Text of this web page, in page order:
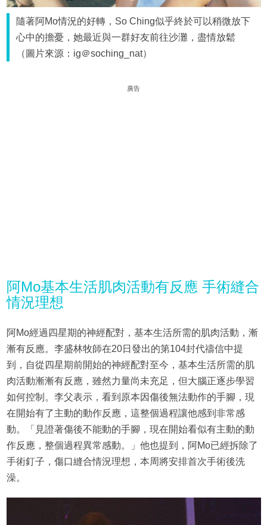
隨著阿Mo情況的好轉，So Ching似乎終於可以稍微放下
心中的擔憂，她最近與一群好友前往沙灘，盡情放鬆
（圖片來源：ig＠soching_nat）
廣告
阿Mo基本生活肌肉活動有反應 手術縫合
情況理想
阿Mo經過四星期的神經配對，基本生活所需的肌肉活動，漸
漸有反應。李盛林牧師在20日發出的第104封代禱信中提
到，自從四星期前開始的神經配對至今，基本生活所需的肌
肉活動漸漸有反應，雖然力量尚未充足，但大腦正逐步學習
如何控制。李父表示，看到原本因傷後無法動作的手腳，現
在開始有了主動的動作反應，這整個過程讓他感到非常感
動。「見證著傷後不能動的手腳，現在開始看似有主動的動
作反應，整個過程異常感動。」他也提到，阿Mo已經拆除了
手術釘子，傷口縫合情況理想，本周將安排首次手術後洗
澡。